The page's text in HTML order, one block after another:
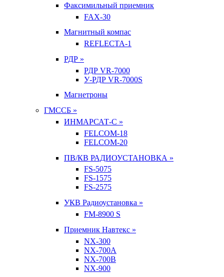
Факсимильный приемник
FAX-30
Магнитный компас
REFLECTA-1
РДР »
РДР VR-7000
У-РДР VR-7000S
Магнетроны
ГМССБ »
ИНМАРСАТ-С »
FELCOM-18
FELCOM-20
ПВ/КВ РАДИОУСТАНОВКА »
FS-5075
FS-1575
FS-2575
УКВ Радиоустановка »
FM-8900 S
Приемник Навтекс »
NX-300
NX-700A
NX-700B
NX-900